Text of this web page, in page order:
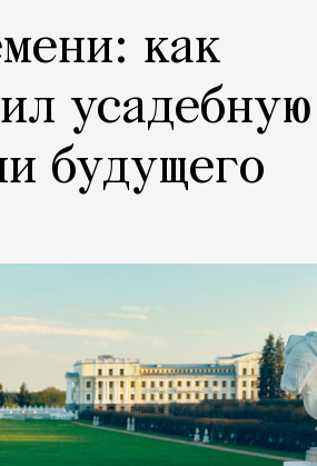
как
усадебную
будущего